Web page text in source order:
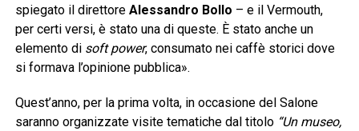
spiegato il direttore Alessandro Bollo – e il Vermouth,
per certi versi, è stato una di queste. È stato anche un
elemento di soft power, consumato nei caffè storici dove
si formava l’opinione pubblica».
Quest’anno, per la prima volta, in occasione del Salone
saranno organizzate visite tematiche dal titolo “Un museo,